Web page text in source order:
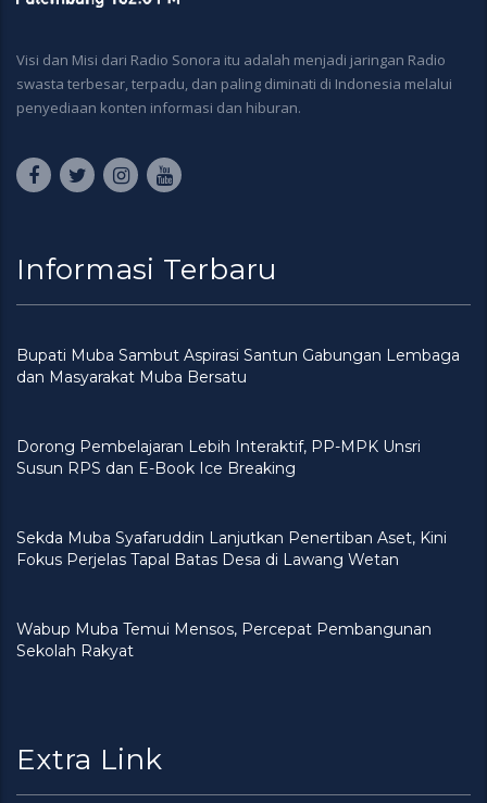
Visi dan Misi dari Radio Sonora itu adalah menjadi jaringan Radio
swasta terbesar, terpadu, dan paling diminati di Indonesia melalui
penyediaan konten informasi dan hiburan.
Informasi Terbaru
Bupati Muba Sambut Aspirasi Santun Gabungan Lembaga
dan Masyarakat Muba Bersatu
Dorong Pembelajaran Lebih Interaktif, PP-MPK Unsri
Susun RPS dan E-Book Ice Breaking
Sekda Muba Syafaruddin Lanjutkan Penertiban Aset, Kini
Fokus Perjelas Tapal Batas Desa di Lawang Wetan
Wabup Muba Temui Mensos, Percepat Pembangunan
Sekolah Rakyat
Extra Link